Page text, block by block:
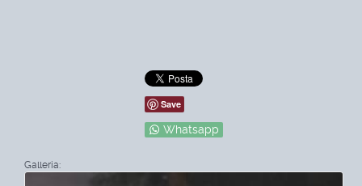
Save
Whatsapp
Galleria: